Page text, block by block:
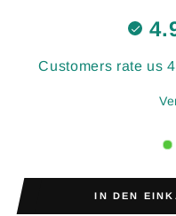
Customers rate us
IN DEN